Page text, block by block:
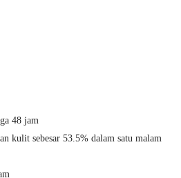
48 jam
kulit sebesar 53.5% dalam satu malam